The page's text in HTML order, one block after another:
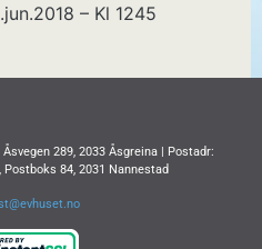
– Kl 1245
289, 2033 Åsgreina | Postadr:
Postboks 84, 2031 Nannestad